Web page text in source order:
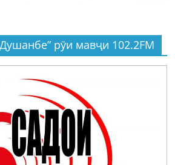
рӯи мавҷи 102.2FM